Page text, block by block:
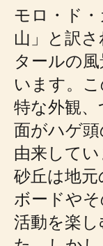
モロ・ド
山」と訳
タールの
います。
特な外観
面がハゲ
由来して
砂丘は地
ボードや
活動を楽